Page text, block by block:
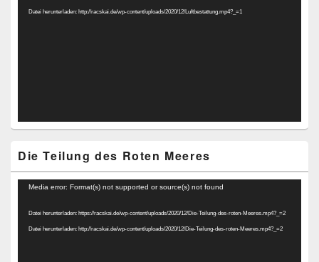
Datei herunterladen: http://racskai.de/wp-content/uploads/2020/12/Luftbestattung.mp4?_=1
Die Teilung des Roten Meeres
Video-
Media error: Format(s) not supported or source(s) not found
Datei herunterladen: https://racskai.de/wp-content/uploads/2020/12/Die-Teilung-des-roten-Meeres.mp4?_=2
Datei herunterladen: http://racskai.de/wp-content/uploads/2020/12/Die-Teilung-des-roten-Meeres.mp4?_=2